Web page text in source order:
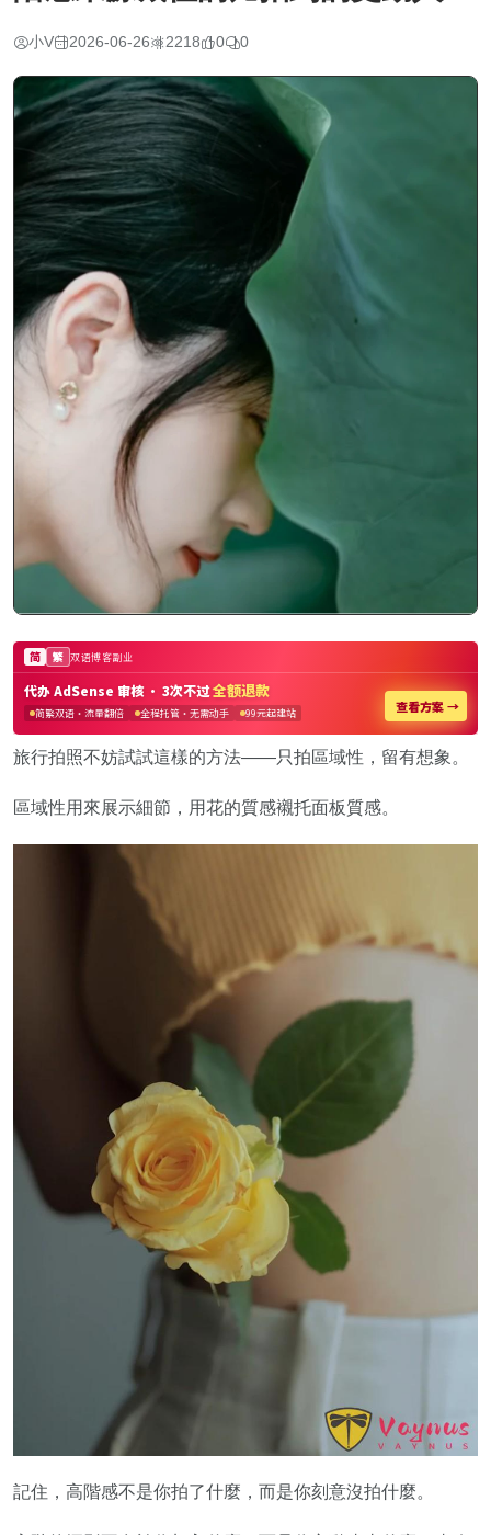
小V 2026-06-26 2218 0 0
旅行拍照不妨試試這樣的方法——只拍區域性，留有想象。
區域性用來展示細節，用花的質感襯托面板質感。
記住，高階感不是你拍了什麼，而是你刻意沒拍什麼。